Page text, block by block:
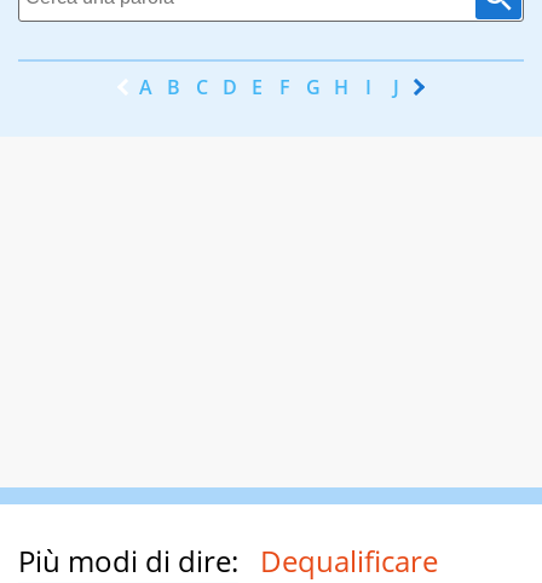
A B C D E F G H I J K
Più modi di dire: Dequalificare